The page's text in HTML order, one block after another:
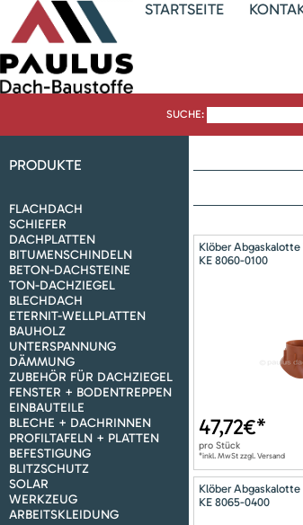
STARTSEITE
SUCHE:
PRODUKTE
FLACHDACH
SCHIEFER
DACHPLATTEN
BITUMENSCHINDELN
BETON-DACHSTEINE
TON-DACHZIEGEL
BLECHDACH
ETERNIT-WELLPLATTEN
BAUHOLZ
UNTERSPANNUNG
DÄMMUNG
ZUBEHÖR FÜR DACHZIEGEL
FENSTER + BODENTREPPEN
EINBAUTEILE
BLECHE + DACHRINNEN
PROFILTAFELN + PLATTEN
BEFESTIGUNG
BLITZSCHUTZ
SOLAR
WERKZEUG
ARBEITSKLEIDUNG
Klöber Abgaskalotte
KE 8060-0100
47,72€*
pro Stück
*inkl. MwSt zzgl. Versand
Klöber Abgaskalotte
KE 8065-0400